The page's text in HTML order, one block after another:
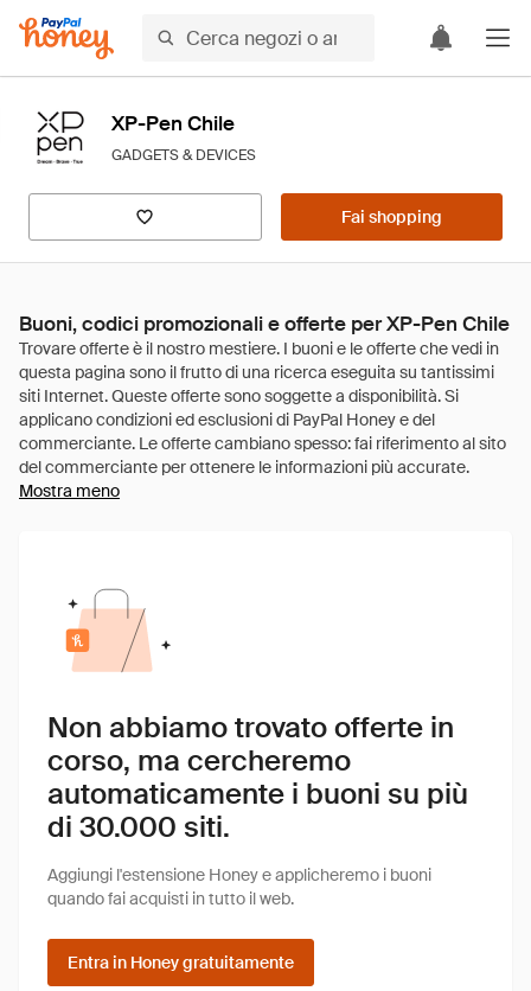
XP-Pen Chile
GADGETS & DEVICES
Fai shopping
Buoni, codici promozionali e offerte per XP-Pen Chile
Mostra meno
Non abbiamo trovato offerte in
corso, ma cercheremo
automaticamente i buoni su più
di 30.000 siti.
Aggiungi l'estensione Honey e applicheremo i buoni
quando fai acquisti in tutto il web.
Entra in Honey gratuitamente